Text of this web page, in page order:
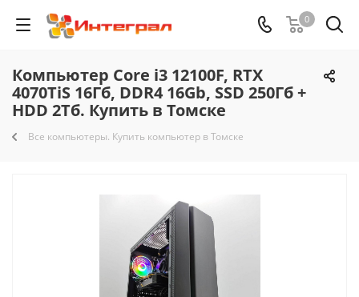
0
Компьютер Core i3 12100F, RTX
4070TiS 16Гб, DDR4 16Gb, SSD 250Гб +
HDD 2Тб. Купить в Томске
Все компьютеры. Купить компьютер в Томске